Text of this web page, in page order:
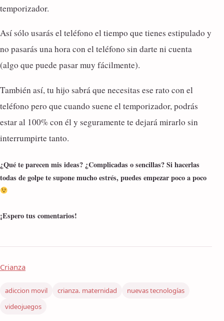
temporizador.
Así sólo usarás el teléfono el tiempo que tienes estipulado y
no pasarás una hora con el teléfono sin darte ni cuenta
(algo que puede pasar muy fácilmente).
También así, tu hijo sabrá que necesitas ese rato con el
teléfono pero que cuando suene el temporizador, podrás
estar al 100% con él y seguramente te dejará mirarlo sin
interrumpirte tanto.
¿Qué te parecen mis ideas? ¿Complicadas o sencillas? Si hacerlas
todas de golpe te supone mucho estrés, puedes empezar poco a poco
¡Espero tus comentarios!
Crianza
adiccion movil crianza. maternidad
nuevas tecnologías
videojuegos